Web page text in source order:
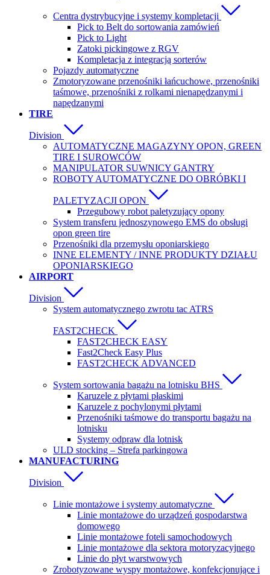
Centra dystrybucyjne i systemy kompletacji
Pick to Belt do sortowania zamówień
Pick to Light
Zatoki pickingowe z RGV
Kompletacja z integracją sorterów
Pojazdy automatyczne
Zmotoryzowane przenośniki łańcuchowe, przenośniki
taśmowe, przenośniki z rolkami nienapędzanymi i
napędzanymi
TIRE
Division
AUTOMATYCZNE MAGAZYNY OPON, GREEN
TIRE I SUROWCÓW
MANIPULATOR SUWNICY GANTRY
ROBOTY AUTOMATYCZNE DO OBRÓBKI I
PALETYZACJI OPON
Przegubowy robot paletyzujący opony
System transferu jednoszynowego EMS do obsługi
opon green tire
Przenośniki dla przemysłu oponiarskiego
INNE ELEMENTY / INNE PRODUKTY DZIAŁU
OPONIARSKIEGO
AIRPORT
Division
System automatycznego zwrotu tac ATRS
FAST2CHECK
FAST2CHECK EASY
Fast2Check Easy Plus
FAST2CHECK ADVANCED
System sortowania bagażu na lotnisku BHS
Karuzele z płytami płaskimi
Karuzele z pochylonymi płytami
Przenośniki taśmowe do transportu bagażu na
lotnisku
Systemy odpraw dla lotnisk
ULD stocking – Strefa parkingowa
MANUFACTURING
Division
Linie montażowe i systemy automatyczne
Linie montażowe do urządzeń gospodarstwa
domowego
Linie montażowe foteli samochodowych
Linie montażowe dla sektora motoryzacyjnego
Linie do płyt warstwowych
Zrobotyzowane wyspy montażowe, konfekcjonujące i